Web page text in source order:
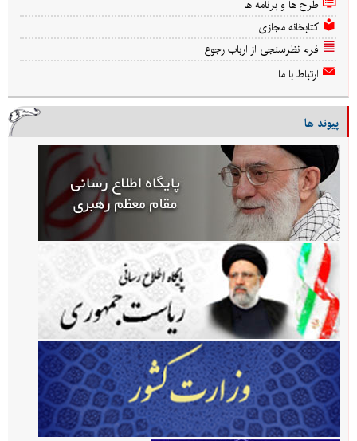
طرح ها و برنامه ها
کتابخانه مجازی
فرم نظرسنجی از ارباب رجوع
ارتباط با ما
پیوند ها